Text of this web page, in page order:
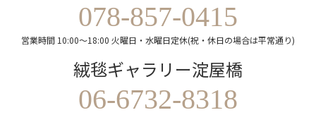
078-857-0415
営業時間 10:00～18:00 火曜日・水曜日定休(祝・休日の場合は平常通り)
絨毯ギャラリー淀屋橋
06-6732-8318